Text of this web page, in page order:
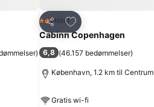
)
Del
Føj til favoritter
2 Stjerner
Hotel
Cabinn Copenhagen
6,8 (46.157 bedømmelser)
København, 1.2 km til Centrum
Gratis wi-fi